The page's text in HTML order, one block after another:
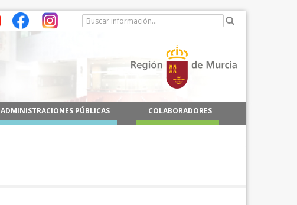
ADMINISTRACIONES PÚBLICAS COLABORADORES